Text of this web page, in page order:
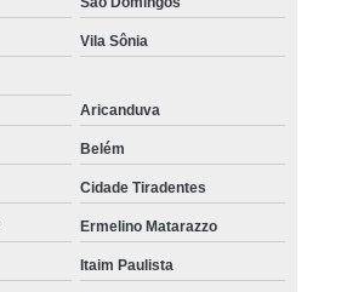
Vila Sônia
Aricanduva
Belém
Cidade Tiradentes
Ermelino Matarazzo
Itaim Paulista